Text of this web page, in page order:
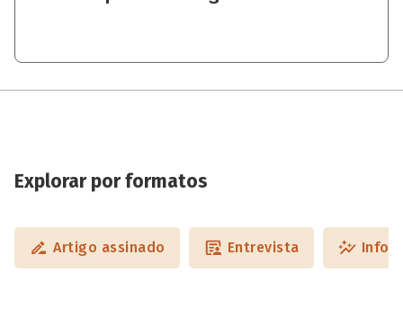
Explorar por formatos
Artigo assinado Entrevista